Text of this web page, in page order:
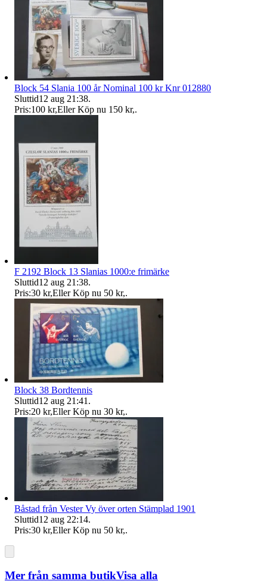
Block 54 Slania 100 år Nominal 100 kr Knr 012880
Sluttid12 aug 21:38.
Pris:100 kr,Eller Köp nu 150 kr,.
F 2192 Block 13 Slanias 1000:e frimärke
Sluttid12 aug 21:38.
Pris:30 kr,Eller Köp nu 50 kr,.
Block 38 Bordtennis
Sluttid12 aug 21:41 .
Pris:20 kr,Eller Köp nu 30 kr,.
Båstad från Vester Vy över orten Stämplad 1901
Sluttid12 aug 22:14.
Pris:30 kr,Eller Köp nu 50 kr,.
Mer från samma butikVisa alla